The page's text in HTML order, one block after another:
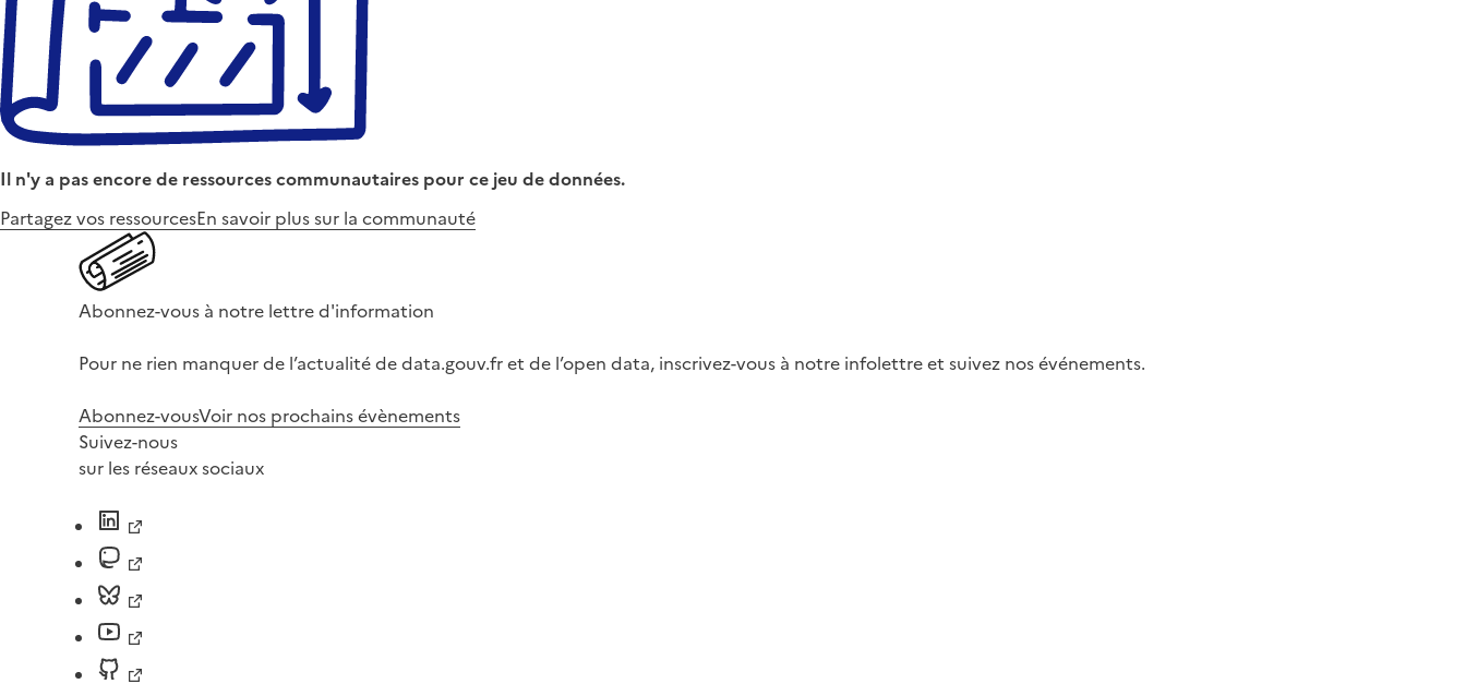
Il n'y a pas encore de ressources communautaires pour ce jeu de données.
Partagez vos ressourcesEn savoir plus sur la communauté
Abonnez-vous à notre lettre d'information
Pour ne rien manquer de l’actualité de data.gouv.fr et de l’open data, inscrivez-vous à notre infolettre et suivez nos événements.
Abonnez-vousVoir nos prochains évènements
Suivez-nous
sur les réseaux sociaux